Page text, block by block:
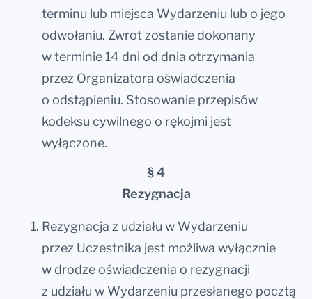
terminu lub miejsca Wydarzeniu lub o jego
odwołaniu. Zwrot zostanie dokonany
w terminie 14 dni od dnia otrzymania
przez Organizatora oświadczenia
o odstąpieniu. Stosowanie przepisów
kodeksu cywilnego o rękojmi jest
wyłączone.
§ 4
Rezygnacja
Rezygnacja z udziału w Wydarzeniu
przez Uczestnika jest możliwa wyłącznie
w drodze oświadczenia o rezygnacji
z udziału w Wydarzeniu przesłanego pocztą